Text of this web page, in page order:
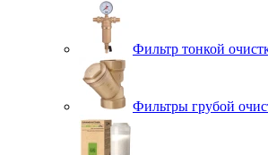
Фильтр тонкой
Фильтры грубой